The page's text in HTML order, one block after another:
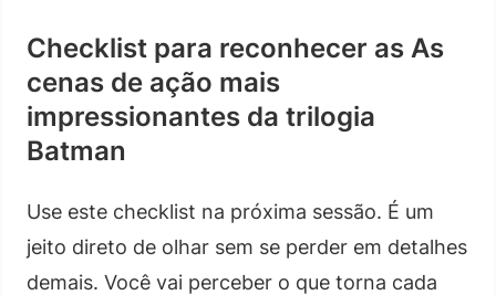
Checklist para reconhecer as As
cenas de ação mais
impressionantes da trilogia
Batman
Use este checklist na próxima sessão. É um
jeito direto de olhar sem se perder em detalhes
demais. Você vai perceber o que torna cada